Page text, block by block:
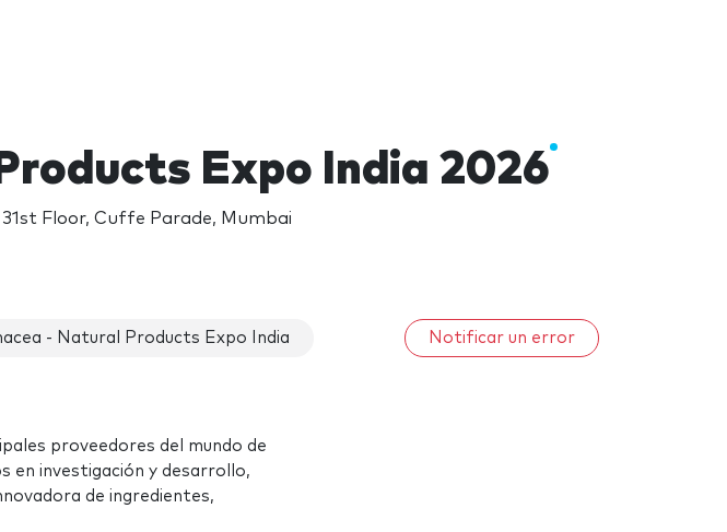
Expo India 2026
Floor, Cuffe Parade, Mumbai
- Natural Products Expo India Notificar un error
proveedores del mundo de
en investigación y desarrollo,
de ingredientes,